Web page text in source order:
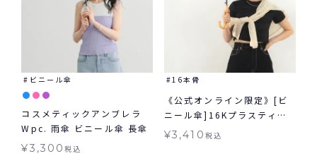
ビニール傘
コスメティックアンブレラ
Wpc. 雨傘 ビニール傘 長傘
¥3,300税込
16本骨
《公式オンライン限定》[ビ
ニール傘]16Kプラスティッ
クビニビニジャンプ 雨傘 長
¥3,410 税込